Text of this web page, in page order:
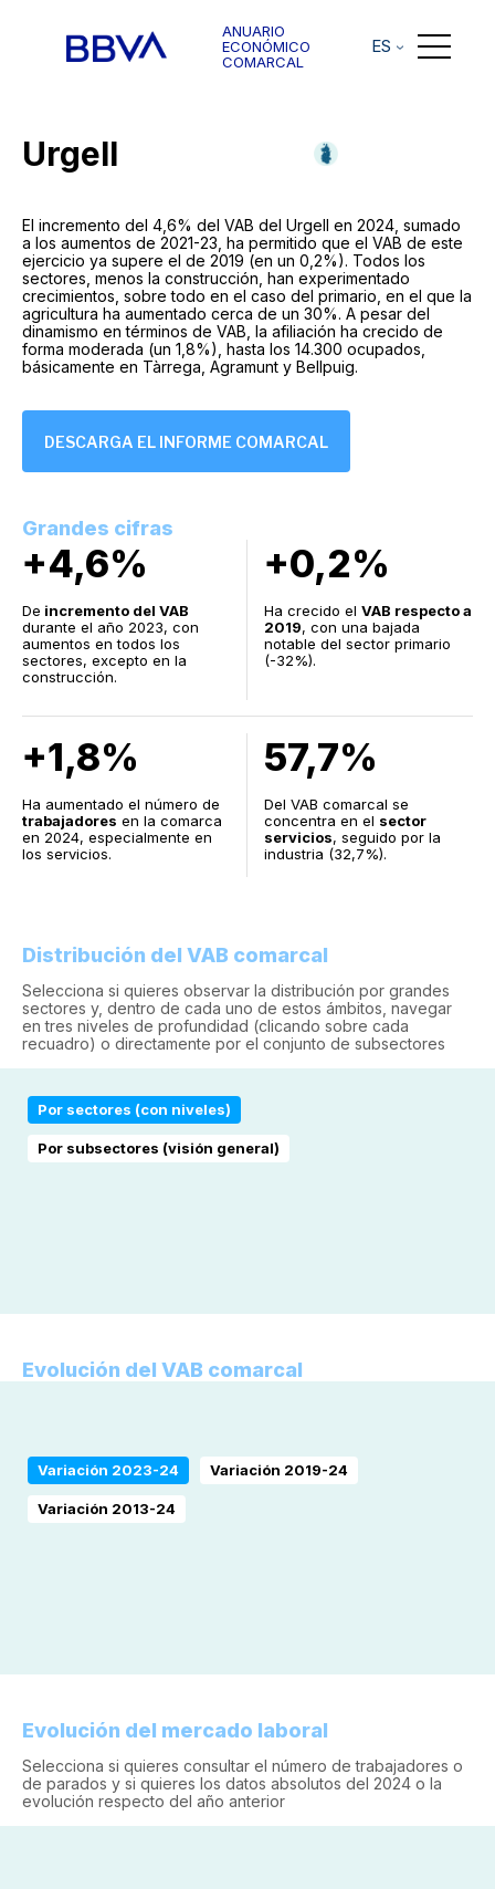
ANUARIO
ECONÓMICO
COMARCAL
ES
Urgell
El incremento del 4,6% del VAB del Urgell en 2024, sumado
a los aumentos de 2021-23, ha permitido que el VAB de este
ejercicio ya supere el de 2019 (en un 0,2%). Todos los
sectores, menos la construcción, han experimentado
crecimientos, sobre todo en el caso del primario, en el que la
agricultura ha aumentado cerca de un 30%. A pesar del
dinamismo en términos de VAB, la afiliación ha crecido de
forma moderada (un 1,8%), hasta los 14.300 ocupados,
básicamente en Tàrrega, Agramunt y Bellpuig.
DESCARGA EL INFORME COMARCAL
Grandes cifras
+4,6%
De incremento del VAB
durante el año 2023, con
aumentos en todos los
sectores, excepto en la
construcción.
+0,2%
Ha crecido el VAB respecto a
2019, con una bajada
notable del sector primario
(-32%).
+1,8%
Ha aumentado el número de
trabajadores en la comarca
en 2024, especialmente en
los servicios.
57,7%
Del VAB comarcal se
concentra en el sector
servicios, seguido por la
industria (32,7%).
Distribución del VAB comarcal
Selecciona si quieres observar la distribución por grandes
sectores y, dentro de cada uno de estos ámbitos, navegar
en tres niveles de profundidad (clicando sobre cada
recuadro) o directamente por el conjunto de subsectores
Por sectores (con niveles)
Por subsectores (visión general)
Evolución del VAB comarcal
Variación 2023-24 Variación 2019-24
Variación 2013-24
Evolución del mercado laboral
Selecciona si quieres consultar el número de trabajadores o
de parados y si quieres los datos absolutos del 2024 o la
evolución respecto del año anterior